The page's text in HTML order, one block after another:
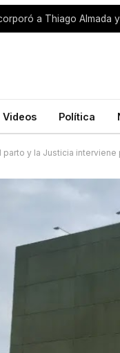
Videos Política
y la Justicia interviene